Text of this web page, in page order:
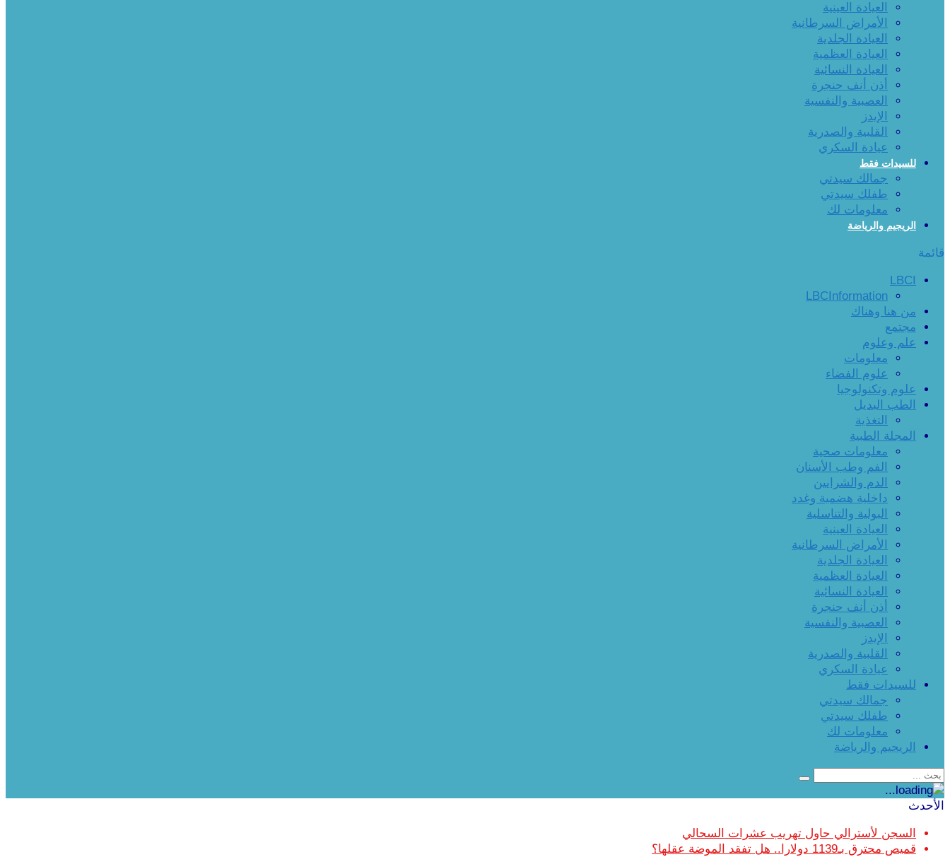
العيادة العينية
الأمراض السرطانية
العيادة الجلدية
العيادة العظمية
العيادة النسائية
أذن أنف حنجرة
العصبية والنفسية
الإيدز
القلبية والصدرية
عيادة السكري
للسيدات فقط
جمالك سيدتي
طفلك سيدتي
معلومات لك
الريجيم والرياضة
قائمة
LBCI
LBCInformation
من هنا وهناك
مجتمع
علم وعلوم
معلومات
علوم الفضاء
علوم وتكنولوجيا
الطب البديل
التغذية
المجلة الطبية
معلومات صحية
الفم وطب الأسنان
الدم والشرايين
داخلية هضمية وغدد
البولية والتناسلية
العيادة العينية
الأمراض السرطانية
العيادة الجلدية
العيادة العظمية
العيادة النسائية
أذن أنف حنجرة
العصبية والنفسية
الإيدز
القلبية والصدرية
عيادة السكري
للسيدات فقط
جمالك سيدتي
طفلك سيدتي
معلومات لك
الريجيم والرياضة
الأحدث
السجن لأسترالي حاول تهريب عشرات السحالي
قميص محترق بـ1139 دولارا.. هل تفقد الموضة عقلها؟